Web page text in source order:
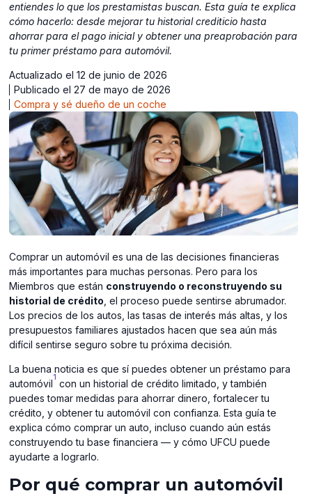
entiendes lo que los prestamistas buscan. Esta guía te explica
cómo hacerlo: desde mejorar tu historial crediticio hasta
ahorrar para el pago inicial y obtener una preaprobación para
tu primer préstamo para automóvil.
Actualizado el 12 de junio de 2026
Publicado el 27 de mayo de 2026
Compra y sé dueño de un coche
Comprar un automóvil es una de las decisiones financieras
más importantes para muchas personas. Pero para los
Miembros que están construyendo o reconstruyendo su
historial de crédito , el proceso puede sentirse abrumador.
Los precios de los autos, las tasas de interés más altas, y los
presupuestos familiares ajustados hacen que sea aún más
difícil sentirse seguro sobre tu próxima decisión.
La buena noticia es que sí puedes obtener un préstamo para
automóvil
1
con un historial de crédito limitado, y también
puedes tomar medidas para ahorrar dinero, fortalecer tu
crédito, y obtener tu automóvil con confianza. Esta guía te
explica cómo comprar un auto, incluso cuando aún estás
construyendo tu base financiera — y cómo UFCU puede
ayudarte a lograrlo.
Por qué comprar un automóvil